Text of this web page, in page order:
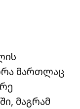
მართლაც
მაგრამ